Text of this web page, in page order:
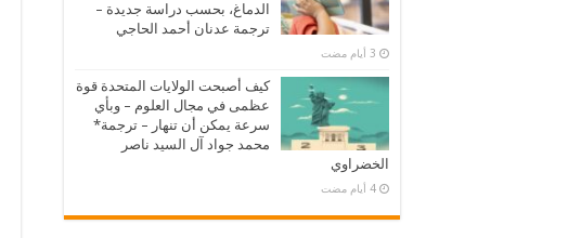
الدماغ، بحسب دراسة جديدة –
ترجمة عدنان أحمد الحاجي
كيف أصبحت الولايات المتحدة قوة
عظمى في مجال العلوم – وبأي
سرعة يمكن أن تنهار – ترجمة*
محمد جواد آل السيد ناصر
الخضراوي